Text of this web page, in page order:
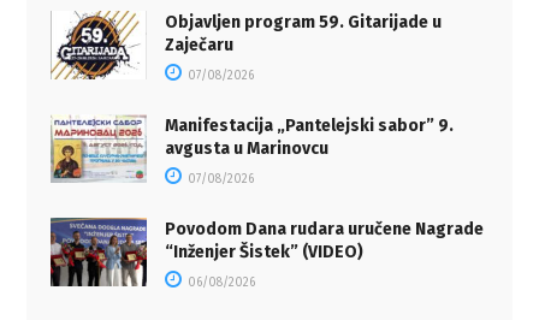
Objavljen program 59. Gitarijade u
Zaječaru
07/08/2026
Manifestacija „Pantelejski sabor” 9.
avgusta u Marinovcu
07/08/2026
Povodom Dana rudara uručene Nagrade
“Inženjer Šistek” (VIDEO)
06/08/2026